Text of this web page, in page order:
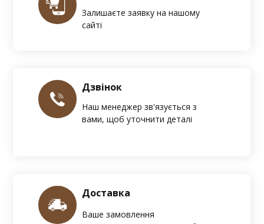
Залишаєте заявку на нашому
сайті
Дзвінок
Наш менеджер зв'язується з
вами, щоб уточнити деталі
Доставка
Ваше замовлення